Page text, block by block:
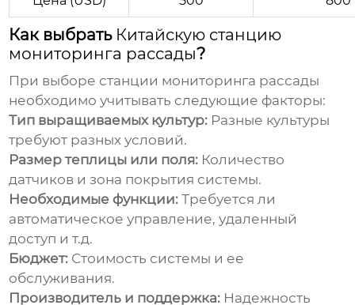
Как выбрать Китайскую станцию
мониторинга рассады?
При выборе станции мониторинга рассады
необходимо учитывать следующие факторы:
Тип выращиваемых культур: Разные культуры
требуют разных условий.
Размер теплицы или поля: Количество
датчиков и зона покрытия системы.
Необходимые функции: Требуется ли
автоматическое управление, удаленный
доступ и т.д.
Бюджет: Стоимость системы и ее
обслуживания.
Производитель и поддержка: Надежность